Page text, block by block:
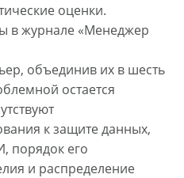
оценки.
в журнале «Менеджер
объединив их в шесть
остается
к защите данных,
порядок его
и распределение